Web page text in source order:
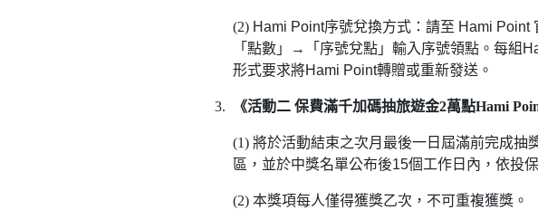
(2) Hami Point序號兌換方式：請至 Hami Point
「點數」→「序號兌點」輸入序號領點。每組
形式要求將Hami Point轉贈或重新發送。
3. 《活動二 保費滿千加碼抽旅遊金2萬點Hami
(1) 將於活動結束之次月最後一日屆滿前完成抽
區，並於中獎名單公布後15個工作日內，依投
(2) 本獎項每人僅得獲獎乙次，不可重複獲獎。